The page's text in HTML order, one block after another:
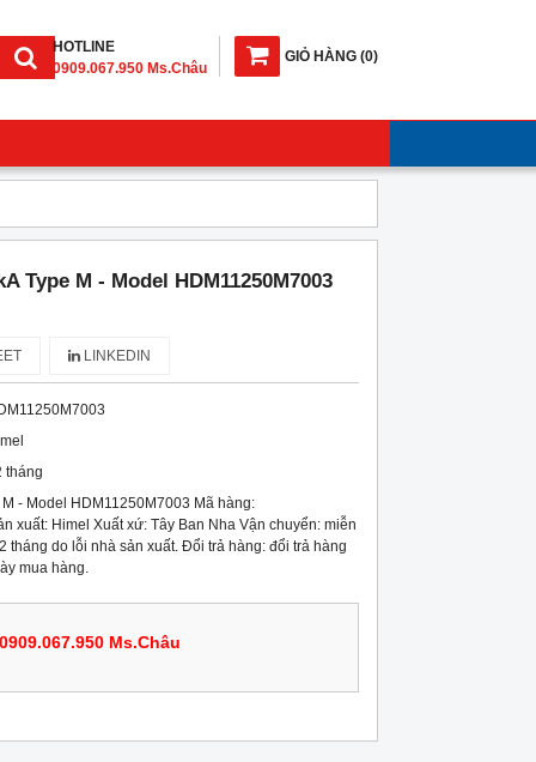
GIỎ HÀNG (0)
HOTLINE
0909.067.950 Ms.Châu
Type M - Model HDM11250M7003
LINKEDIN
tháng
- Model HDM11250M7003 Mã hàng:
xuất: Himel Xuất xứ: Tây Ban Nha Vận chuyển: miễn
tháng do lỗi nhà sản xuất. Đổi trả hàng: đổi trả hàng
mua hàng.
0909.067.950 Ms.Châu